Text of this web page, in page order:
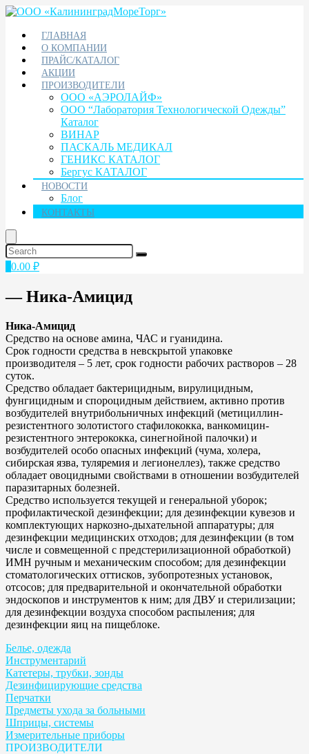
ГЛАВНАЯ
О КОМПАНИИ
ПРАЙС/КАТАЛОГ
АКЦИИ
ПРОИЗВОДИТЕЛИ
ООО «АЭРОЛАЙФ»
ООО “Лаборатория Технологической Одежды”
Каталог
ВИНАР
ПАСКАЛЬ МЕДИКАЛ
ГЕНИКС КАТАЛОГ
Бергус КАТАЛОГ
НОВОСТИ
Блог
КОНТАКТЫ
0.00 ₽
— Ника-Амицид
Ника-Амицид
Средство на основе амина, ЧАС и гуанидина.
Срок годности средства в невскрытой упаковке
производителя – 5 лет, срок годности рабочих растворов – 28
суток.
Средство обладает бактерицидным, вирулицидным,
фунгицидным и спороцидным действием, активно против
возбудителей внутрибольничных инфекций (метициллин-
резистентного золотистого стафилококка, ванкомицин-
резистентного энтерококка, синегнойной палочки) и
возбудителей особо опасных инфекций (чума, холера,
сибирская язва, туляремия и легионеллез), также средство
обладает овоцидными свойствами в отношении возбудителей
паразитарных болезней.
Средство используется текущей и генеральной уборок;
профилактической дезинфекции; для дезинфекции кувезов и
комплектующих наркозно-дыхательной аппаратуры; для
дезинфекции медицинских отходов; для дезинфекции (в том
числе и совмещенной с предстерилизационной обработкой)
ИМН ручным и механическим способом; для дезинфекции
стоматологических оттисков, зубопротезных установок,
отсосов; для предварительной и окончательной обработки
эндоскопов и инструментов к ним; для ДВУ и стерилизации;
для дезинфекции воздуха способом распыления; для
дезинфекции яиц на пищеблоке.
Белье, одежда
Инструментарий
Катетеры, трубки, зонды
Дезинфицирующие средства
Перчатки
Предметы ухода за больными
Шприцы, системы
Измерительные приборы
ПРОИЗВОДИТЕЛИ